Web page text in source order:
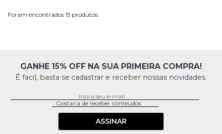
15
GANHE 15% OFF NA SUA PRIMEIRA COMPRA!
É facil, basta se cadastrar e receber nossas novidades.
ASSINAR